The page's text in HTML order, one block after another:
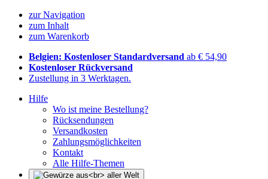
zur Navigation
zum Inhalt
zum Warenkorb
Belgien: Kostenloser Standardversand ab € 54,90
Kostenloser Rückversand
Zustellung in 3 Werktagen.
Hilfe
Wo ist meine Bestellung?
Rücksendungen
Versandkosten
Zahlungsmöglichkeiten
Kontakt
Alle Hilfe-Themen